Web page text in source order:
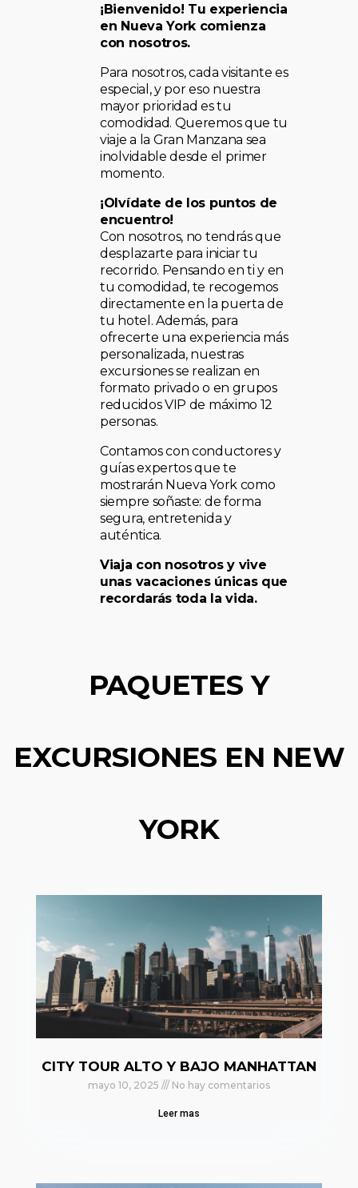
¡Bienvenido! Tu experiencia
en Nueva York comienza
con nosotros.
Para nosotros, cada visitante es
especial, y por eso nuestra
mayor prioridad es tu
comodidad. Queremos que tu
viaje a la Gran Manzana sea
inolvidable desde el primer
momento.
¡Olvídate de los puntos de
encuentro!
Con nosotros, no tendrás que
desplazarte para iniciar tu
recorrido. Pensando en ti y en
tu comodidad, te recogemos
directamente en la puerta de
tu hotel. Además, para
ofrecerte una experiencia más
personalizada, nuestras
excursiones se realizan en
formato privado o en grupos
reducidos VIP de máximo 12
personas.
Contamos con conductores y
guías expertos que te
mostrarán Nueva York como
siempre soñaste: de forma
segura, entretenida y
auténtica.
Viaja con nosotros y vive
unas vacaciones únicas que
recordarás toda la vida.
PAQUETES Y
EXCURSIONES EN NEW
YORK
CITY TOUR ALTO Y BAJO MANHATTAN
mayo 10, 2025 No hay comentarios
Leer mas